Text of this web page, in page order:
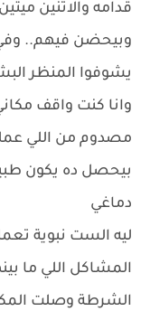
قدامه والاتنين
وبيحضن فيهم..
يشوفوا المنظر
وانا كنت واقف
مصدوم من اللي
بيحصل ده يكون
دماغي
ليه الست نبوية
المشاكل اللي ما
الشرطة وصلت